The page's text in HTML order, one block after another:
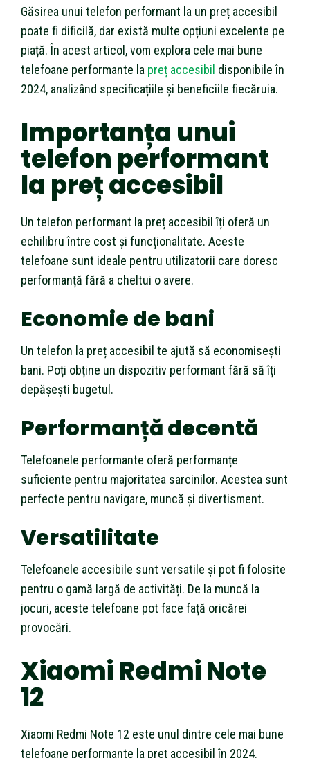
Găsirea unui telefon performant la un preț accesibil
poate fi dificilă, dar există multe opțiuni excelente pe
piață. În acest articol, vom explora cele mai bune
telefoane performante la preț accesibil disponibile în
2024, analizând specificațiile și beneficiile fiecăruia.
Importanța unui
telefon performant
la preț accesibil
Un telefon performant la preț accesibil îți oferă un
echilibru între cost și funcționalitate. Aceste
telefoane sunt ideale pentru utilizatorii care doresc
performanță fără a cheltui o avere.
Economie de bani
Un telefon la preț accesibil te ajută să economisești
bani. Poți obține un dispozitiv performant fără să îți
depășești bugetul.
Performanță decentă
Telefoanele performante oferă performanțe
suficiente pentru majoritatea sarcinilor. Acestea sunt
perfecte pentru navigare, muncă și divertisment.
Versatilitate
Telefoanele accesibile sunt versatile și pot fi folosite
pentru o gamă largă de activități. De la muncă la
jocuri, aceste telefoane pot face față oricărei
provocări.
Xiaomi Redmi Note
12
Xiaomi Redmi Note 12 este unul dintre cele mai bune
telefoane performante la preț accesibil în 2024.